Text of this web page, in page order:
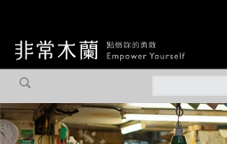
觀點專欄